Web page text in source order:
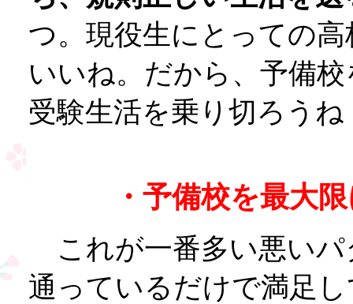
つ。現役生にとっての
いいね。だから、予備
受験生活を乗り切ろうね
・予備校を最大
これが一番多い悪いパ
通っているだけで満足